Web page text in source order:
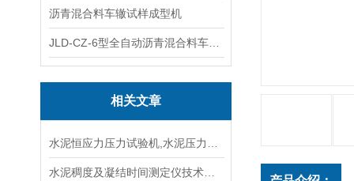
沥青混合料车辙试样成型机
相关文章